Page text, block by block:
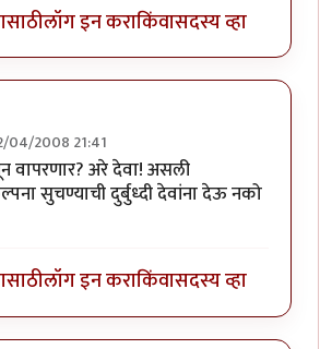
लॉग इन कराकिंवासदस्य व्हा
04/2008 21:41
वापरणार? अरे देवा! असली
सुचण्याची दुर्बुध्दी देवांना देऊ नको
लॉग इन कराकिंवासदस्य व्हा